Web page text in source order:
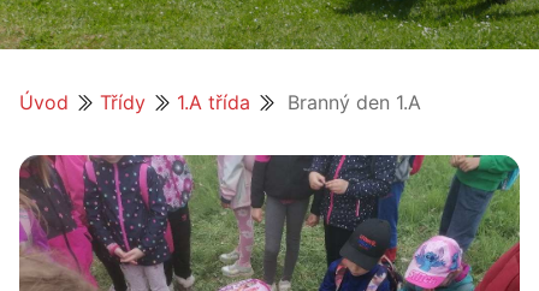
Úvod Třídy 1.A třída Branný den 1.A